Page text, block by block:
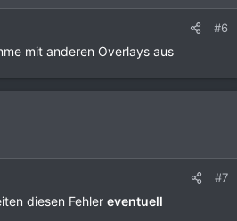
#6
mit anderen Overlays aus
#7
diesen Fehler eventuell